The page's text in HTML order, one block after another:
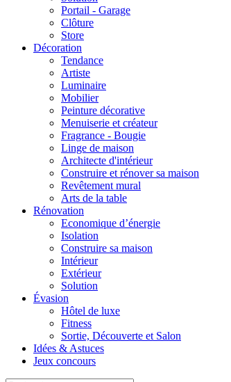
Portail - Garage
Clôture
Store
Décoration
Tendance
Artiste
Luminaire
Mobilier
Peinture décorative
Menuiserie et créateur
Fragrance - Bougie
Linge de maison
Architecte d'intérieur
Construire et rénover sa maison
Revêtement mural
Arts de la table
Rénovation
Economique d’énergie
Isolation
Construire sa maison
Intérieur
Extérieur
Solution
Évasion
Hôtel de luxe
Fitness
Sortie, Découverte et Salon
Idées & Astuces
Jeux concours